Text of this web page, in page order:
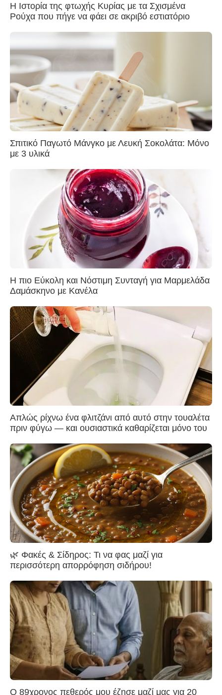
Η Ιστορία της φτωχής Κυρίας με τα Σχισμένα
Ρούχα που πήγε να φάει σε ακριβό εστιατόριο
Σπιτικό Παγωτό Μάνγκο με Λευκή Σοκολάτα: Μόνο
με 3 υλικά
Η πιο Εύκολη και Νόστιμη Συνταγή για Μαρμελάδα
Δαμάσκηνο με Κανέλα
Απλώς ρίχνω ένα φλιτζάνι από αυτό στην τουαλέτα
πριν φύγω — και ουσιαστικά καθαρίζεται μόνο του
🌿 Φακές & Σίδηρος: Τι να φας μαζί για
περισσότερη απορρόφηση σιδήρου!
Ο 89χρονος πεθερός μου έζησε μαζί μας για 20